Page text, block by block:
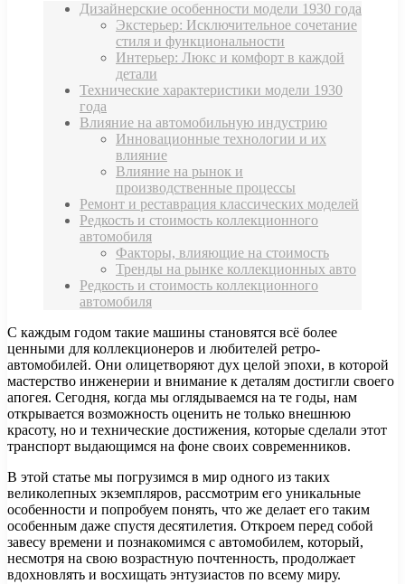
Дизайнерские особенности модели 1930 года
Экстерьер: Исключительное сочетание
стиля и функциональности
Интерьер: Люкс и комфорт в каждой
детали
Технические характеристики модели 1930
года
Влияние на автомобильную индустрию
Инновационные технологии и их
влияние
Влияние на рынок и
производственные процессы
Ремонт и реставрация классических моделей
Редкость и стоимость коллекционного
автомобиля
Факторы, влияющие на стоимость
Тренды на рынке коллекционных авто
Редкость и стоимость коллекционного
автомобиля
С каждым годом такие машины становятся всё более
ценными для коллекционеров и любителей ретро-
автомобилей. Они олицетворяют дух целой эпохи, в которой
мастерство инженерии и внимание к деталям достигли своего
апогея. Сегодня, когда мы оглядываемся на те годы, нам
открывается возможность оценить не только внешнюю
красоту, но и технические достижения, которые сделали этот
транспорт выдающимся на фоне своих современников.
В этой статье мы погрузимся в мир одного из таких
великолепных экземпляров, рассмотрим его уникальные
особенности и попробуем понять, что же делает его таким
особенным даже спустя десятилетия. Откроем перед собой
завесу времени и познакомимся с автомобилем, который,
несмотря на свою возрастную почтенность, продолжает
вдохновлять и восхищать энтузиастов по всему миру.